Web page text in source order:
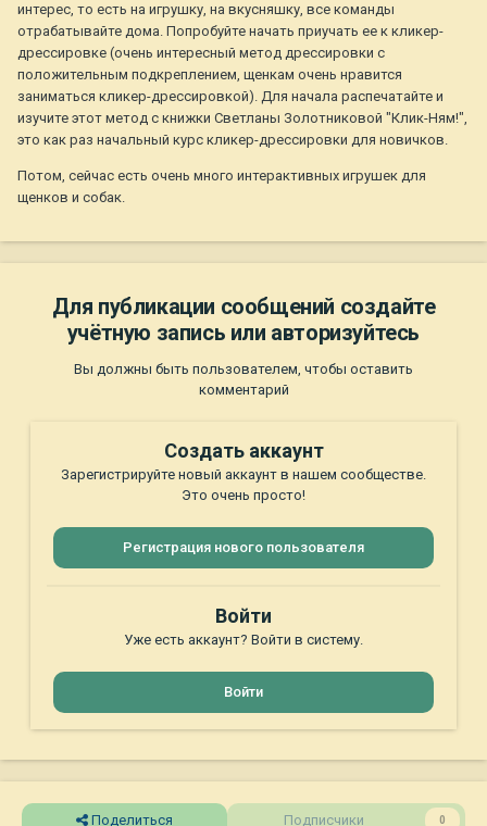
интерес, то есть на игрушку, на вкусняшку, все команды
отрабатывайте дома. Попробуйте начать приучать ее к кликер-
дрессировке (очень интересный метод дрессировки с
положительным подкреплением, щенкам очень нравится
заниматься кликер-дрессировкой). Для начала распечатайте и
изучите этот метод с книжки Светланы Золотниковой "Клик-Ням!",
это как раз начальный курс кликер-дрессировки для новичков.
Потом, сейчас есть очень много интерактивных игрушек для
щенков и собак.
Для публикации сообщений создайте
учётную запись или авторизуйтесь
Вы должны быть пользователем, чтобы оставить
комментарий
Создать аккаунт
Зарегистрируйте новый аккаунт в нашем сообществе.
Это очень просто!
Регистрация нового пользователя
Войти
Уже есть аккаунт? Войти в систему.
Войти
Поделиться Подписчики 0